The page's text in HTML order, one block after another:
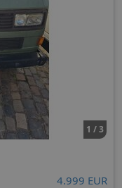
1 / 3
4.999 EUR